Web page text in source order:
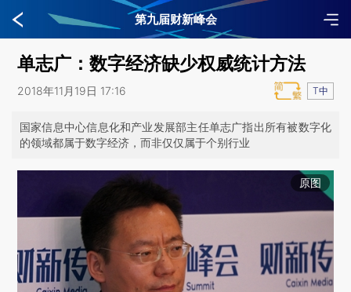
第九届财新峰会
单志广：数字经济缺少权威统计方法
2018年11月19日 17:16 T中
国家信息中心信息化和产业发展部主任单志广指出所有被数字化
的领域都属于数字经济，而非仅仅属于个别行业
原图